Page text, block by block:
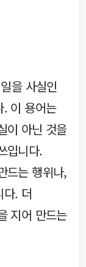
을 사실인
. 이 용어는
이 아닌 것을
입니다.
드는 행위나,
다. 더
지어 만드는